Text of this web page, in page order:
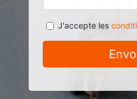
J'accepte les